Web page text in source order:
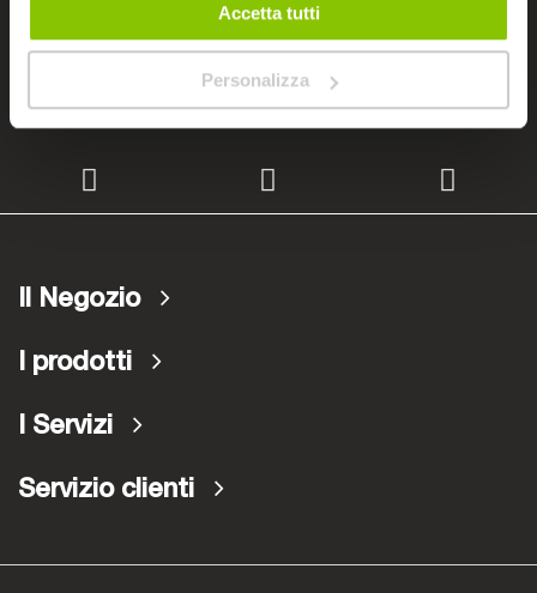
Accetta tutti
Personalizza
Lavora con noi
Il Negozio
I prodotti
I Servizi
Servizio clienti